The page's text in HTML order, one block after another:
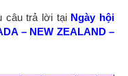
câu trả lời tại Ngày hội
– NEW ZEALAND –